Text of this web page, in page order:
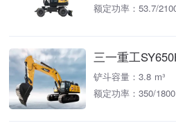
额定功率：53.7/
三一重工
铲斗容量：3.8 m³
额定功率：350/